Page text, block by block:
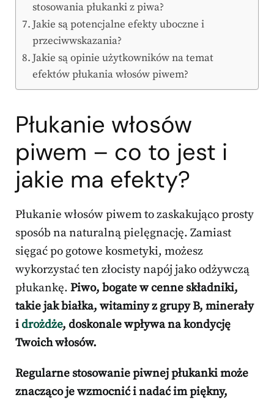
stosowania płukanki z piwa?
Jakie są potencjalne efekty uboczne i
przeciwwskazania?
Jakie są opinie użytkowników na temat
efektów płukania włosów piwem?
Płukanie włosów
piwem – co to jest i
jakie ma efekty?
Płukanie włosów piwem to zaskakująco prosty
sposób na naturalną pielęgnację. Zamiast
sięgać po gotowe kosmetyki, możesz
wykorzystać ten złocisty napój jako odżywczą
płukankę. Piwo, bogate w cenne składniki,
takie jak białka, witaminy z grupy B, minerały
idrożdże, doskonale wpływa na kondycję
Twoich włosów.
Regularne stosowanie piwnej płukanki może
znacząco je wzmocnić i nadać im piękny,